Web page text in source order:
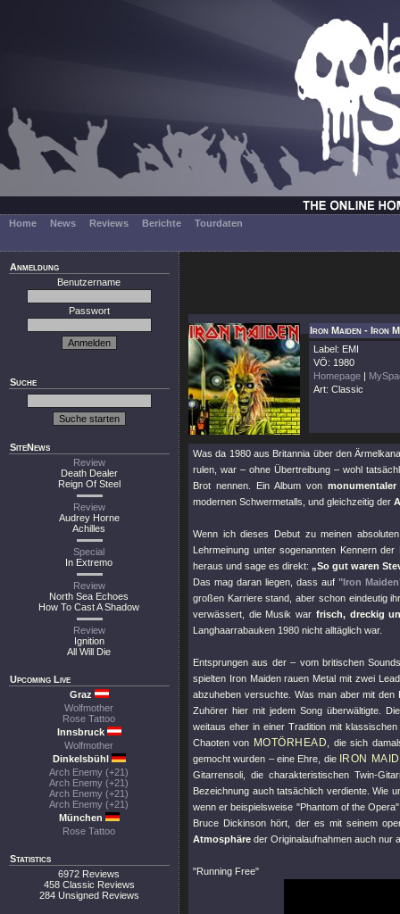
Home News Reviews Berichte Tourdaten
Anmeldung
Benutzername
Passwort
Suche
SiteNews
Review
Death Dealer
Reign Of Steel
Review
Audrey Horne
Achilles
Special
In Extremo
Review
North Sea Echoes
How To Cast A Shadow
Review
Ignition
All Will Die
Upcoming Live
Graz
Wolfmother
Rose Tattoo
Innsbruck
Wolfmother
Dinkelsbühl
Arch Enemy (+21)
Arch Enemy (+21)
Arch Enemy (+21)
Arch Enemy (+21)
München
Rose Tattoo
Statistics
6972 Reviews
458 Classic Reviews
284 Unsigned Reviews
Iron Maiden - Iron
Label: EMI
VÖ: 1980
Homepage |
Art: Classic
Was da 1980 aus Britannia über den
rulen, war – ohne Übertreibung – wohl
Brot nennen. Ein Album von
modernen Schwermetalls, und gleichzeitig der
Wenn ich dieses Debut zu meinen
Lehrmeinung unter sogenannten Kennern
heraus und sage es direkt: „So gut waren
Das mag daran liegen, dass auf"Iron
großen Karriere stand, aber schon eindeutig
verwässert, die Musik war frisch, dreckig
Langhaarrabauken 1980 nicht alltäglich war.
Entsprungen aus der – vom britischen
spielten Iron Maiden rauen Metal mit zwei
abzuheben versuchte. Was man aber mit den
Zuhörer hier mit jedem Song überwältigte.
weitaus eher in einer Tradition mit
Chaoten von MOTÖRHEAD
, die sich
gemocht wurden – eine Ehre, die
IRON
Gitarrensoli, die charakteristischen Twin-
Bezeichnung auch tatsächlich verdiente. Wie
wenn er beispielsweise "Phantom of the Opera"
Bruce Dickinson hört, der es mit seinem
Atmosphäre der Originalaufnahmen auch nur
"Running Free"